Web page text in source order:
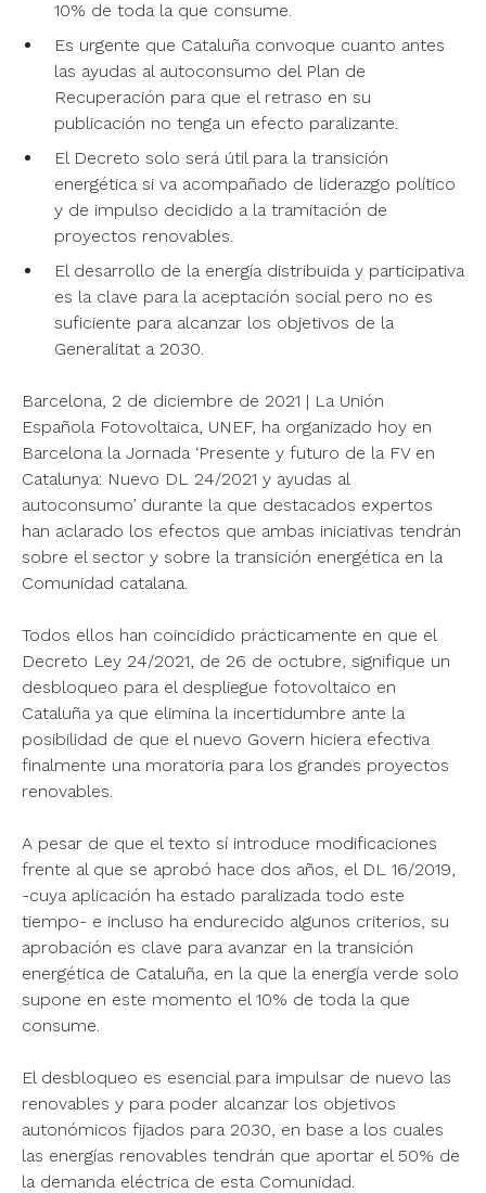
10% de toda la que consume.
Es urgente que Cataluña convoque cuanto antes
las ayudas al autoconsumo del Plan de
Recuperación para que el retraso en su
publicación no tenga un efecto paralizante.
El Decreto solo será útil para la transición
energética si va acompañado de liderazgo político
y de impulso decidido a la tramitación de
proyectos renovables.
El desarrollo de la energía distribuida y participativa
es la clave para la aceptación social pero no es
suficiente para alcanzar los objetivos de la
Generalitat a 2030.
Barcelona, 2 de diciembre de 2021 | La Unión
Española Fotovoltaica, UNEF, ha organizado hoy en
Barcelona la Jornada ‘Presente y futuro de la FV en
Catalunya: Nuevo DL 24/2021 y ayudas al
autoconsumo’ durante la que destacados expertos
han aclarado los efectos que ambas iniciativas tendrán
sobre el sector y sobre la transición energética en la
Comunidad catalana.
Todos ellos han coincidido prácticamente en que el
Decreto Ley 24/2021, de 26 de octubre, signifique un
desbloqueo para el despliegue fotovoltaico en
Cataluña ya que elimina la incertidumbre ante la
posibilidad de que el nuevo Govern hiciera efectiva
finalmente una moratoria para los grandes proyectos
renovables.
A pesar de que el texto sí introduce modificaciones
frente al que se aprobó hace dos años, el DL 16/2019,
-cuya aplicación ha estado paralizada todo este
tiempo- e incluso ha endurecido algunos criterios, su
aprobación es clave para avanzar en la transición
energética de Cataluña, en la que la energía verde solo
supone en este momento el 10% de toda la que
consume.
El desbloqueo es esencial para impulsar de nuevo las
renovables y para poder alcanzar los objetivos
autonómicos fijados para 2030, en base a los cuales
las energías renovables tendrán que aportar el 50% de
la demanda eléctrica de esta Comunidad.